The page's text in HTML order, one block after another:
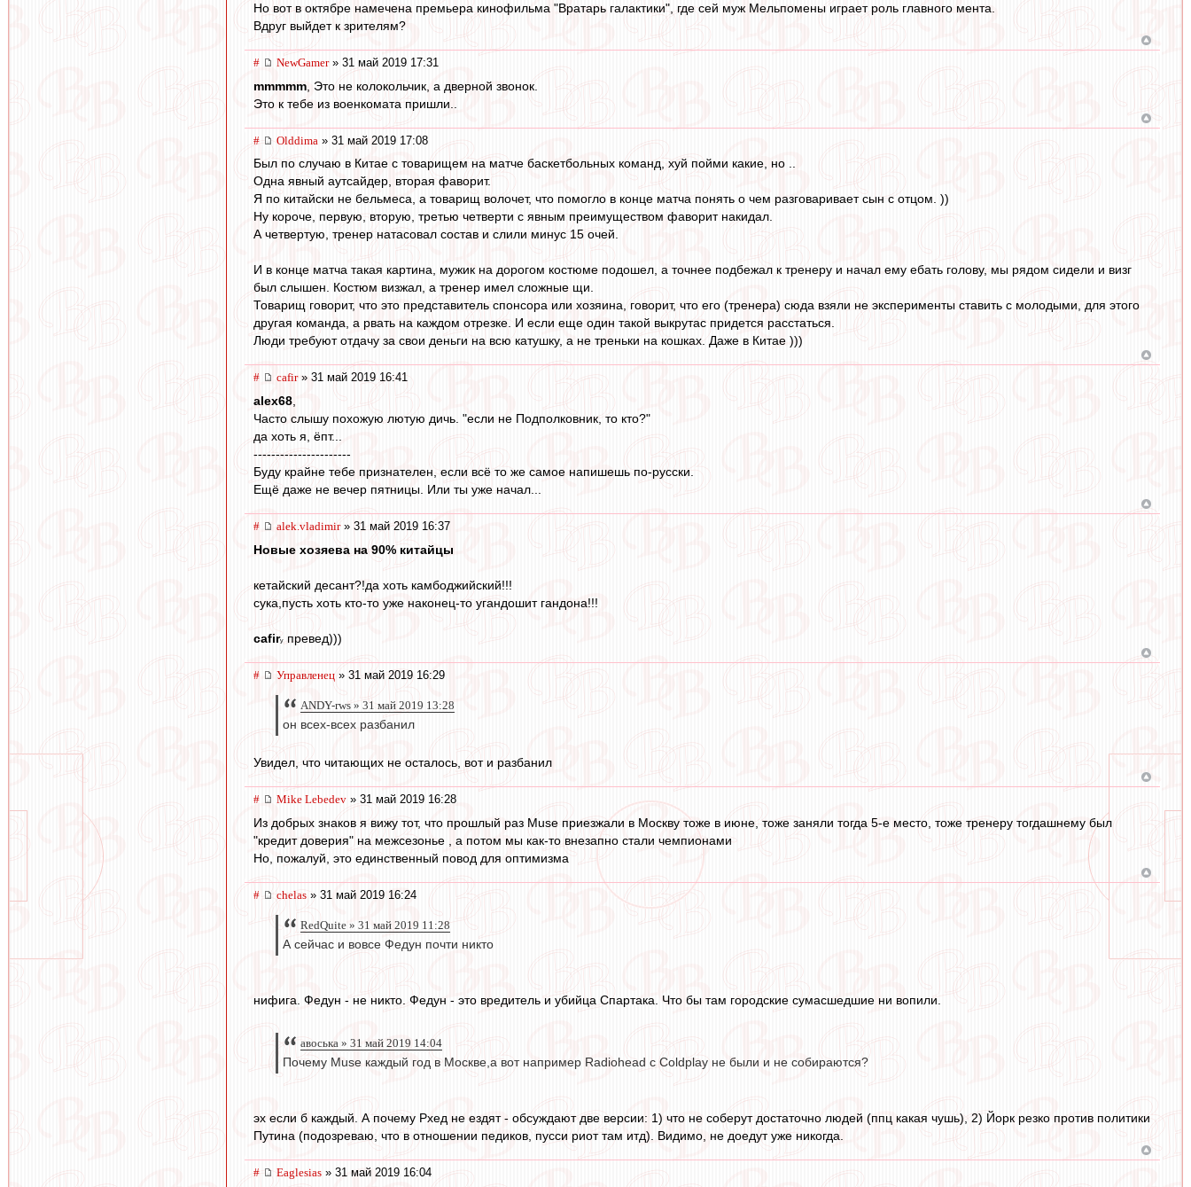
Но вот в октябре намечена премьера кинофильма "Вратарь галактики", где сей муж Мельпомены играет роль главного мента.
Вдруг выйдет к зрителям?
# NewGamer» 31 май 2019 17:31
mmmmm , Это не колокольчик, а дверной звонок.
Это к тебе из военкомата пришли..
# Olddima » 31 май 2019 17:08
Был по случаю в Китае с товарищем на матче баскетбольных команд, хуй пойми какие, но ..
Одна явный аутсайдер, вторая фаворит.
Я по китайски не бельмеса, а товарищ волочет, что помогло в конце матча понять о чем разговаривает сын с отцом. ))
Ну короче, первую, вторую, третью четверти с явным преимуществом фаворит накидал.
А четвертую, тренер натасовал состав и слили минус 15 очей.
И в конце матча такая картина, мужик на дорогом костюме подошел, а точнее подбежал к тренеру и начал ему ебать голову, мы рядом сидели и визг
был слышен. Костюм визжал, а тренер имел сложные щи.
Товарищ говорит, что это представитель спонсора или хозяина, говорит, что его (тренера) сюда взяли не эксперименты ставить с молодыми, для этого
другая команда, а рвать на каждом отрезке. И если еще один такой выкрутас придется расстаться.
Люди требуют отдачу за свои деньги на всю катушку, а не треньки на кошках. Даже в Китае )))
# cafir» 31 май 2019 16:41
alex68
Часто слышу похожую лютую дичь. "если не Подполковник, то кто?"
да хоть я, ёпт...
----------------------
Буду крайне тебе признателен, если всё то же самое напишешь по-русски.
Ещё даже не вечер пятницы. Или ты уже начал...
# alek.vladimir» 31 май 2019 16:37
Новые хозяева на 90% китайцы
кетайский десант?!да хоть камбоджийский!!!
сука,пусть хоть кто-то уже наконец-то угандошит гандона!!!
cafirу превед)))
# Управленец » 31 май 2019 16:29
ANDY-rws » 31 май 2019 13:28
он всех-всех разбанил
Увидел, что читающих не осталось, вот и разбанил
# Mike Lebedev » 31 май 2019 16:28
Из добрых знаков я вижу тот, что прошлый раз Muse приезжали в Москву тоже в июне, тоже заняли тогда 5-е место, тоже тренеру тогдашнему был
"кредит доверия" на межсезонье , а потом мы как-то внезапно стали чемпионами
Но, пожалуй, это единственный повод для оптимизма
# chelas » 31 май 2019 16:24
RedQuite » 31 май 2019 11:28
А сейчас и вовсе Федун почти никто
нифига. Федун - не никто. Федун - это вредитель и убийца Спартака. Что бы там городские сумасшедшие ни вопили.
авоська » 31 май 2019 14:04
Почему Muse каждый год в Москве,а вот например Radiohead c Coldplay не были и не собираются?
эх если б каждый. А почему Рхед не ездят - обсуждают две версии: 1) что не соберут достаточно людей (ппц какая чушь), 2) Йорк резко против политики
Путина (подозреваю, что в отношении педиков, пусси риот там итд). Видимо, не доедут уже никогда.
# Eaglesias » 31 май 2019 16:04